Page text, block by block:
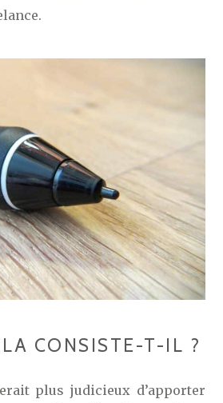
CONSISTE-T-IL ?
plus judicieux d’apporter